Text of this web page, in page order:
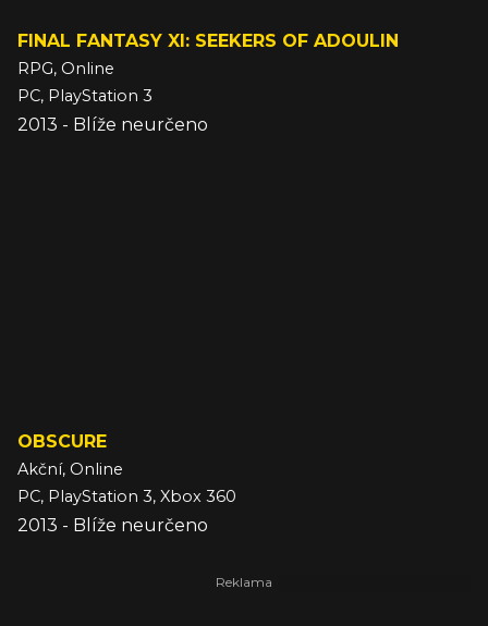
FINAL FANTASY XI: SEEKERS OF ADOULIN
RPG, Online
PC, PlayStation 3
2013 - Blíže neurčeno
OBSCURE
Akční, Online
PC, PlayStation 3, Xbox 360
2013 - Blíže neurčeno